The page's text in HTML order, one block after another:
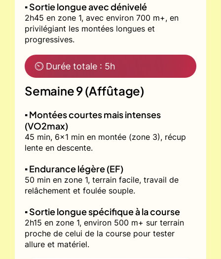
▪️ Sortie longue avec dénivelé
2h45 en zone 1, avec environ 700 m+, en
privilégiant les montées longues et
progressives.
⏲ Durée totale : 5h
Semaine 9 (Affûtage)
▪️ Montées courtes mais intenses
(VO2max)
45 min, 6x1 min en montée (zone 3), récup
lente en descente.
▪️ Endurance légère (EF)
50 min en zone 1, terrain facile, travail de
relâchement et foulée souple.
▪️ Sortie longue spécifique à la course
2h15 en zone 1, environ 500 m+ sur terrain
proche de celui de la course pour tester
allure et matériel.